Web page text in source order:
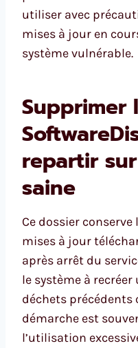
utiliser avec
mises à jour en
système vulnérable.
Supprimer
repartir
saine
Ce dossier
mises à jour
après arrêt du
le système à
déchets précédents
démarche est
l’utilisation